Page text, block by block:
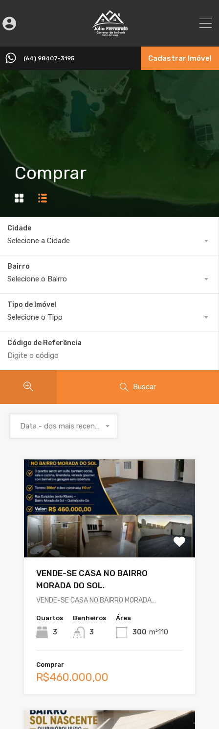
(64) 98407-3195 Cadastrar Imóvel
Comprar
Cidade
Selecione a Cidade
Bairro
Selecione o Bairro
Tipo de Imóvel
Selecione o Tipo
Código de Referência
Buscar
Data - dos mais recentes para os mais antigos
VENDE-SE CASA NO BAIRRO
MORADA DO SOL.
VENDE-SE CASA NO BAIRRO MORADA…
Quartos
3
Banheiros
3
Área
300 m²110
Comprar
R$460.000,00